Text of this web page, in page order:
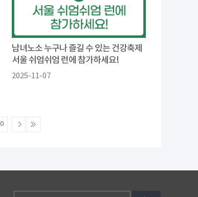
남녀노소 누구나 즐길 수 있는 건강축제
서울 쉬엄쉬엄 런에 참가하세요!
2025-11-07